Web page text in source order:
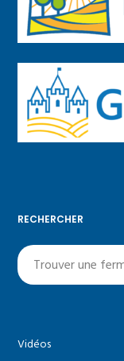
RECHERCHER
Vidéos